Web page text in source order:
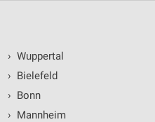
› Wuppertal
› Bielefeld
› Bonn
› Mannheim